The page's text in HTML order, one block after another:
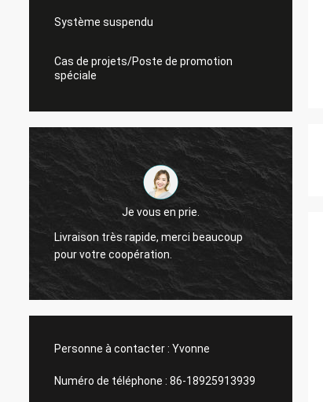
Système suspendu
Cas de projets/Poste de promotion
spéciale
Je vous en prie.
Livraison très rapide, merci beaucoup
pour votre coopération.
Personne à contacter : Yvonne
Numéro de téléphone : 86-18925913939